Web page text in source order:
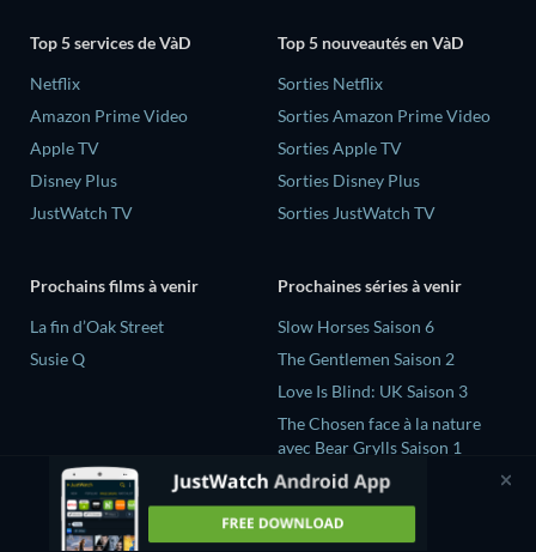
Top 5 services de VàD
Netflix
Amazon Prime Video
Apple TV
Disney Plus
JustWatch TV
Top 5 nouveautés en VàD
Sorties Netflix
Sorties Amazon Prime Video
Sorties Apple TV
Sorties Disney Plus
Sorties JustWatch TV
Prochains films à venir
La fin d’Oak Street
Susie Q
Prochaines séries à venir
Slow Horses Saison 6
The Gentlemen Saison 2
Love Is Blind: UK Saison 3
The Chosen face à la nature
avec Bear Grylls Saison 1
Secrets Declassified with
David Duchovny Saison 1